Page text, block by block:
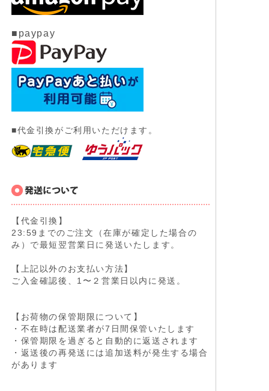
■paypay
■代金引換がご利用いただけます。
【代金引換】
23:59までのご注文（在庫が確定した場合の
み）で最短翌営業日に発送いたします。
【上記以外のお支払い方法】
ご入金確認後、1〜２営業日以内に発送。
【お荷物の保管期限について】
・不在時は配送業者が7日間保管いたします
・保管期限を過ぎると自動的に返送されます
・返送後の再発送には追加送料が発生する場合
があります